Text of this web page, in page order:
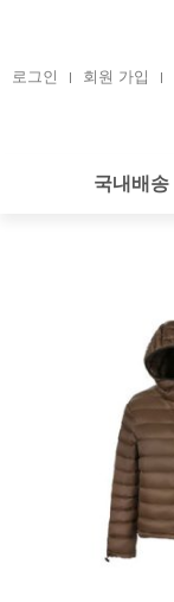
츠로그인 회원 가입
국내배송